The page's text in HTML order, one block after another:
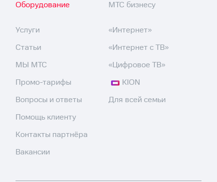
Оборудование
МТС бизнесу
Услуги
Статьи
МЫ МТС
Промо-тарифы
Вопросы и ответы
Помощь клиенту
Контакты партнёра
Вакансии
«Интернет»
«Интернет с ТВ»
«Цифровое ТВ»
KION
Для всей семьи